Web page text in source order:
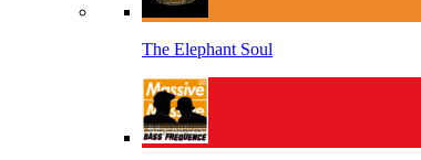
The Elephant Soul